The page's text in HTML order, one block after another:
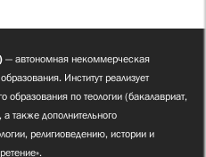
— автономная некоммерческая
Институт реализует
по теологии (бакалавриат,
а также дополнительного
религиоведению, истории и